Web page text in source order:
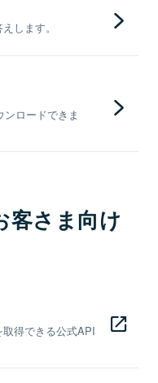
します。
ロードできま
客さま向け
得できる公式API